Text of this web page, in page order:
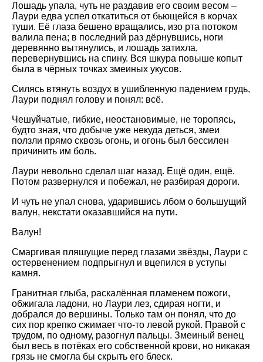
Лошадь упала, чуть не раздавив его своим весом –
Лаури едва успел откатиться от бьющейся в корчах
туши. Её глаза бешено вращались, изо рта потоком
валила пена; в последний раз дёрнувшись, ноги
деревянно вытянулись, и лошадь затихла,
перевернувшись на спину. Вся шкура повыше копыт
была в чёрных точках змеиных укусов.
Силясь втянуть воздух в ушибленную падением грудь,
Лаури поднял голову и понял: всё.
Чешуйчатые, гибкие, неостановимые, не торопясь,
будто зная, что добыче уже некуда деться, змеи
ползли прямо сквозь огонь, и огонь был бессилен
причинить им боль.
Лаури невольно сделал шаг назад. Ещё один, ещё.
Потом развернулся и побежал, не разбирая дороги.
И чуть не упал снова, ударившись лбом о большущий
валун, некстати оказавшийся на пути.
Валун!
Смаргивая пляшущие перед глазами звёзды, Лаури с
остервенением подпрыгнул и вцепился в уступы
камня.
Гранитная глыба, раскалённая пламенем пожоги,
обжигала ладони, но Лаури лез, сдирая ногти, и
добрался до вершины. Только там он понял, что до
сих пор крепко сжимает что-то левой рукой. Правой с
трудом, по одному, разогнул пальцы. Змеиный венец
был весь в потёках его собственной крови, но никакая
грязь не смогла бы скрыть его блеск.